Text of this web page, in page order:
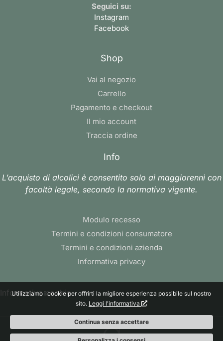
Seguici su:
Instagram
Facebook
Shop
Vai al negozio
Carrello
Pagamento e checkout
Il mio account
Traccia ordine
Info
L’acquisto di alcolici è consentito solo ai maggiorenni con
facoltà legale, secondo la normativa vigente.
Modulo recesso
Termini e condizioni consumatore
Termini e condizioni azienda
Informativa privacy
Informativa cookie
Utilizziamo i cookie per offrirti la migliore esperienza possibile sul nostro
sito. Leggi l'informativa
Continua senza accettare